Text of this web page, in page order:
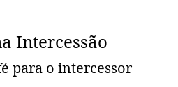
Intercessão
para o intercessor